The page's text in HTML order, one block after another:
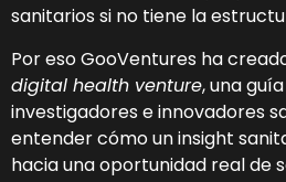
sanitarios si no tiene la
Por eso GooVentures ha
digital health venture, una
investigadores e innovadores
entender cómo un insight
hacia una oportunidad real de